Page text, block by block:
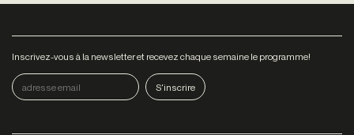
Inscrivez-vous à la newsletter et recevez chaque semaine le programme!